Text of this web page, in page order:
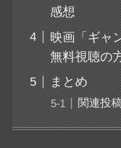
感想
映画「ギャ
無料視聴の
まとめ
関連投